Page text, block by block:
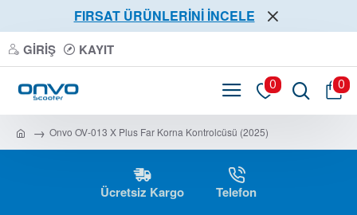
FIRSAT ÜRÜNLERİNİ İNCELE
GIRIŞ KAYIT
0 0
Onvo OV-013 X Plus Far Korna Kontrolcüsü (2025)
Ücretsiz Kargo Telefon